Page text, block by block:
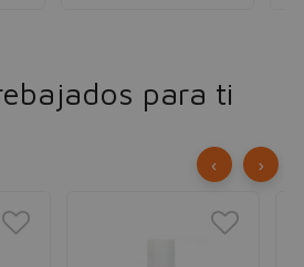
para ti
‹ ›